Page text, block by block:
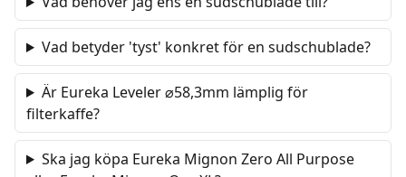
Vad betyder 'tyst' konkret för en sudschublade?
Är Eureka Leveler ⌀58,3mm lämplig för
filterkaffe?
Ska jag köpa Eureka Mignon Zero All Purpose